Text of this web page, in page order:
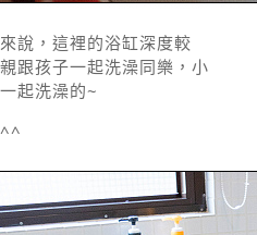
說，這裡的浴缸深度較
跟孩子一起洗澡同樂，小
起洗澡的~